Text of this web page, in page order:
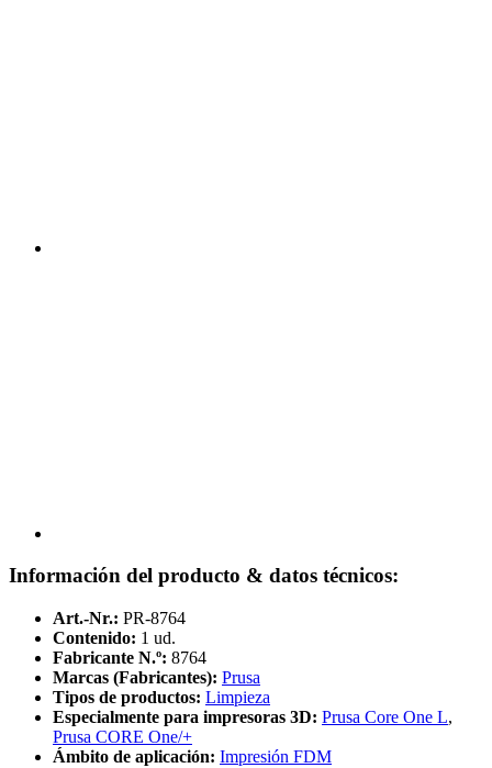
Información del producto & datos técnicos:
Art.-Nr.: PR-8764
Contenido: 1 ud.
Fabricante N.º: 8764
Marcas (Fabricantes): Prusa
Tipos de productos: Limpieza
Especialmente para impresoras 3D: Prusa Core One L,
Prusa CORE One/+
Ámbito de aplicación: Impresión FDM